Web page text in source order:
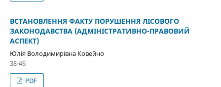
ВСТАНОВЛЕННЯ ФАКТУ ПОРУШЕННЯ ЛІСОВОГО
ЗАКОНОДАВСТВА (АДМІНІСТРАТИВНО-ПРАВОВИЙ
АСПЕКТ)
Юлія Володимирівна Ковейно
38-46
PDF